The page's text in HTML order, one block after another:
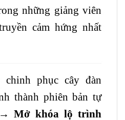
những giảng viên
cảm hứng nhất
chinh phục cây đàn
thành phiên bản tự
→Mở khóa lộ trình